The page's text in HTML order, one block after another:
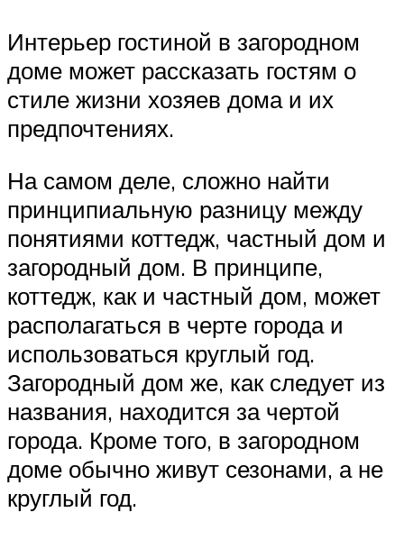
Интерьер гостиной в загородном
доме может рассказать гостям о
стиле жизни хозяев дома и их
предпочтениях.
На самом деле, сложно найти
принципиальную разницу между
понятиями коттедж, частный дом и
загородный дом. В принципе,
коттедж, как и частный дом, может
располагаться в черте города и
использоваться круглый год.
Загородный дом же, как следует из
названия, находится за чертой
города. Кроме того, в загородном
доме обычно живут сезонами, а не
круглый год.